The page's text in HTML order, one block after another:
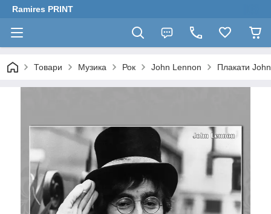
Ramires PRINT
Товари Музика Рок John Lennon Плакати